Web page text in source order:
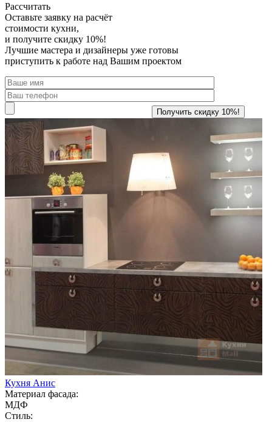
Рассчитать
Оставьте заявку на расчёт
стоимости кухни,
и получите скидку 10%!
Лучшие мастера и дизайнеры уже готовы
приступить к работе над Вашим проектом
Кухня Анис
Материал фасада:
МДФ
Стиль: